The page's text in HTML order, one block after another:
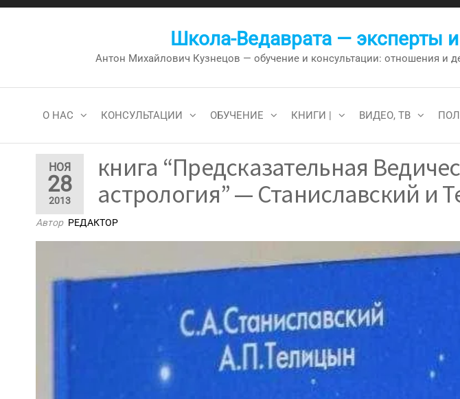
Перейти
Школа-Ведаврата — эксперты
Антон Михайлович Кузнецов — обучение и консультации: отношения и
О НАС КОНСУЛЬТАЦИИ ОБУЧЕНИЕ КНИГИ | ВИДЕО, ТВ
НОЯ
28
2013
книга “Предсказательная
астрология” — Станиславский и
Автор РЕДАКТОР